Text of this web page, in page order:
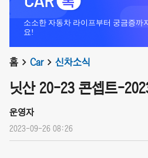
소소한 자동차 라이프부터 궁금증까
요!
홈 Car 신차소식
닛산 20-23 콘셉트-
운영자
2023-09-26 08:26